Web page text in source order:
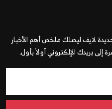
لايف ليصلك ملخص أهم الأخبار
إلى بريدك الإلكتروني أولاً بأول.